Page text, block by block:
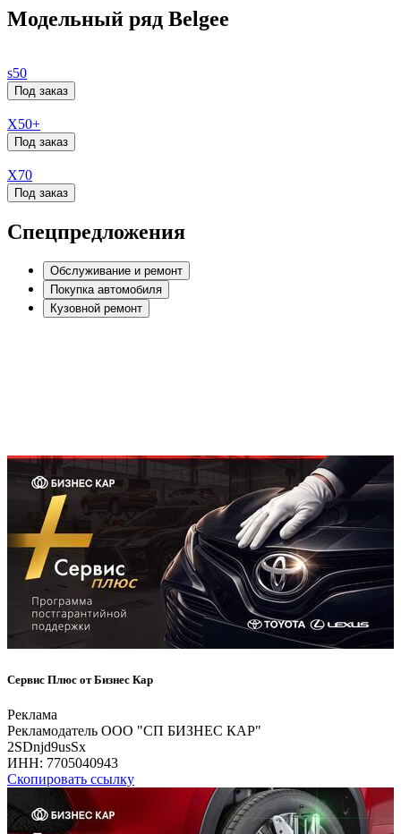
Модельный ряд Belgee
s50
Под заказ
X50+
Под заказ
X70
Под заказ
Спецпредложения
Обслуживание и ремонт
Покупка автомобиля
Кузовной ремонт
Сервис Плюс от Бизнес Кар
Реклама
Рекламодатель ООО "СП БИЗНЕС КАР"
2SDnjd9usSx
ИНН: 7705040943
Скопировать ссылку